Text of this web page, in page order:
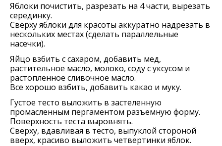
Яблоки почистить, разрезать на 4 части, вырезать
серединку.
Сверху яблоки для красоты аккуратно надрезать в
нескольких местах (сделать параллельные
насечки).
Яйцо взбить с сахаром, добавить мед,
растительное масло, молоко, соду с уксусом и
растопленное сливочное масло.
Все хорошо взбить, добавить какао и муку.
Густое тесто выложить в застеленную
промасленным пергаментом разъемную форму.
Поверхность теста выровнять.
Сверху, вдавливая в тесто, выпуклой стороной
вверх, красиво выложить четвертинки яблок.